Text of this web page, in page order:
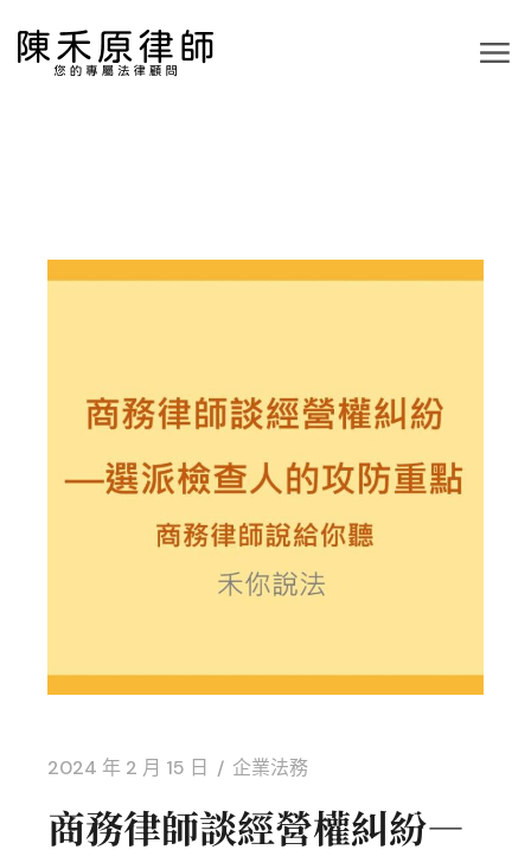
2024 年 2 月 15 日 企業法務
商務律師談經營權糾紛—